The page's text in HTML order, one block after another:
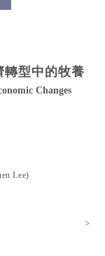
轉型中的牧養
Changes
Lee)
>